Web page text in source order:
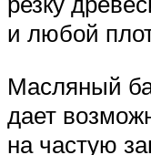
и любой
Масляный
дает
на частую